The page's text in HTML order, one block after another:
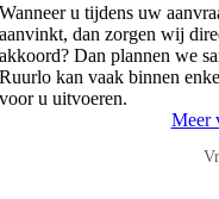
Wanneer u tijdens uw
aanvinkt, dan zorgen wij
akkoord? Dan plannen we
Ruurlo kan vaak binnen
voor u uitvoeren.
Meer